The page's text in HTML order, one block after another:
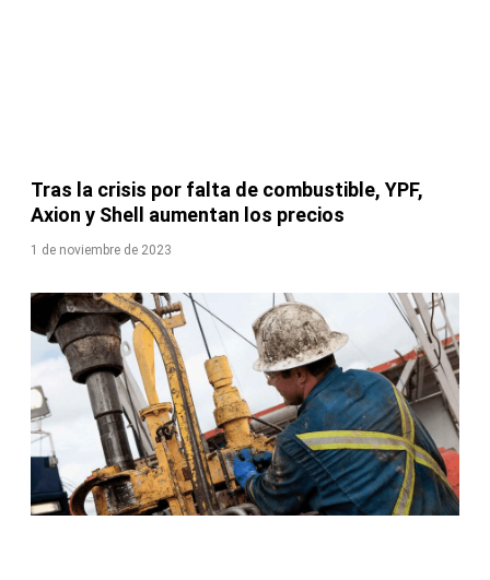
Tras la crisis por falta de combustible, YPF,
Axion y Shell aumentan los precios
1 de noviembre de 2023